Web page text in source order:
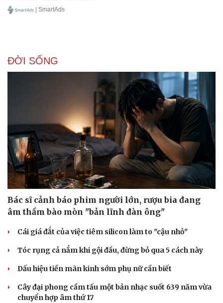
| SmartAds
ĐỜI SỐNG
Bác sĩ cảnh báo phim người lớn, rượu bia đang
âm thầm bào mòn "bản lĩnh đàn ông"
Cái giá đắt của việc tiêm silicon làm to "cậu nhỏ"
Tóc rụng cả nắm khi gội đầu, đừng bỏ qua 5 cách này
Dấu hiệu tiền mãn kinh sớm phụ nữ cần biết
Cây đại phong cầm tấu một bản nhạc suốt 639 năm vừa
chuyển hợp âm thứ 17